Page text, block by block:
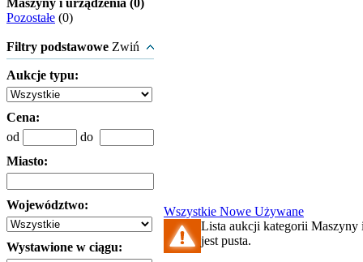
Maszyny i urządzenia (0)
Pozostałe (0)
Filtry podstawowe Zwiń
Aukcje typu:
Cena:
od
do
Miasto:
Województwo:
Wystawione w ciągu:
Wszystkie Nowe Używane
Lista aukcji kategorii Maszyny
jest pusta.